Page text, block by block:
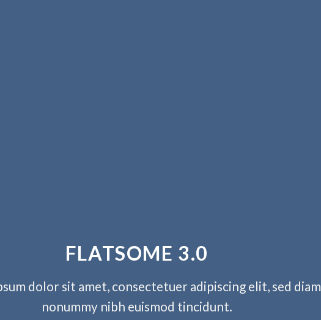
FLATSOME 3.0
dolor sit amet, consectetuer adipiscing elit, sed diam
nonummy nibh euismod tincidunt.